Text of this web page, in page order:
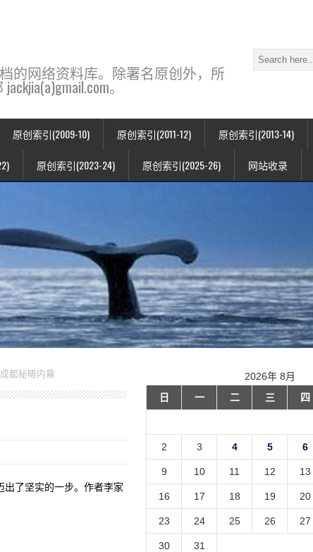
档的网络资料库。除署名原创外，所
。
原创索引(2009-10) 原创索引(2011-12) 原创索引(2013-14)
原创索引(2023-24) 原创索引(2025-26) 网站收录
都秘晤内幕
了坚实的一步。作者李家
2026年 8月
日
一 二 三 四
2 3 4 5 6
9 10 11 12 13
16 17 18 19 20
23 24 25 26 27
30
31